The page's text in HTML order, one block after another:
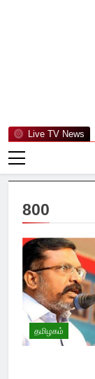
Live TV News
800
தமிழகம்